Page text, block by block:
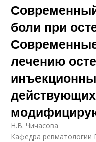
боли при
лечению
Н.В. Чичасова
Кафедра